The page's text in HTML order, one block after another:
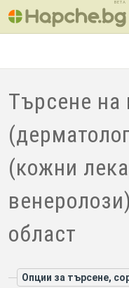
BETA
Търсене на
(кожни
област
Опции за търсене,